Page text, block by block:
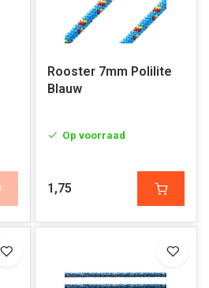
Rooster 7mm Polilite
Blauw
Op voorraad
1,75